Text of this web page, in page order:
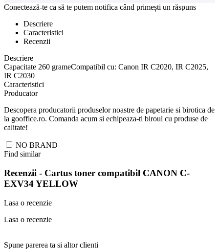
Conectează-te ca să te putem notifica când primești un răspuns
Descriere
Caracteristici
Recenzii
Descriere
Capacitate 260 grameCompatibil cu: Canon IR C2020, IR C2025,
IR C2030
Caracteristici
Producator
Descopera producatorii produselor noastre de papetarie si birotica de
la gooffice.ro. Comanda acum si echipeaza-ti biroul cu produse de
calitate!
NO BRAND
Find similar
Recenzii - Cartus toner compatibil CANON C-
EXV34 YELLOW
Lasa o recenzie
Lasa o recenzie
Spune parerea ta si altor clienti